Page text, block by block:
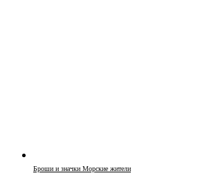
Броши и значки Морские жители